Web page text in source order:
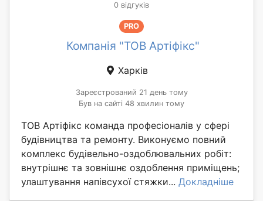
0 відгуків
PRO
Компанія "ТОВ Артіфікс"
Харків
Зареєстрований 21 день тому
Був на сайті 48 хвилин тому
ТОВ Артіфікс команда професіоналів у сфері
будівництва та ремонту. Виконуємо повний
комплекс будівельно-оздоблювальних робіт:
внутрішнє та зовнішнє оздоблення приміщень;
улаштування напівсухої стяжки... Докладніше